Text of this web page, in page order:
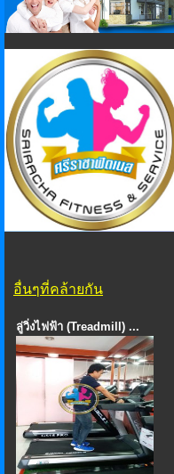
อื่นๆที่คล้ายกัน
ลู่วิ่งไฟฟ้า (Treadmill) ...